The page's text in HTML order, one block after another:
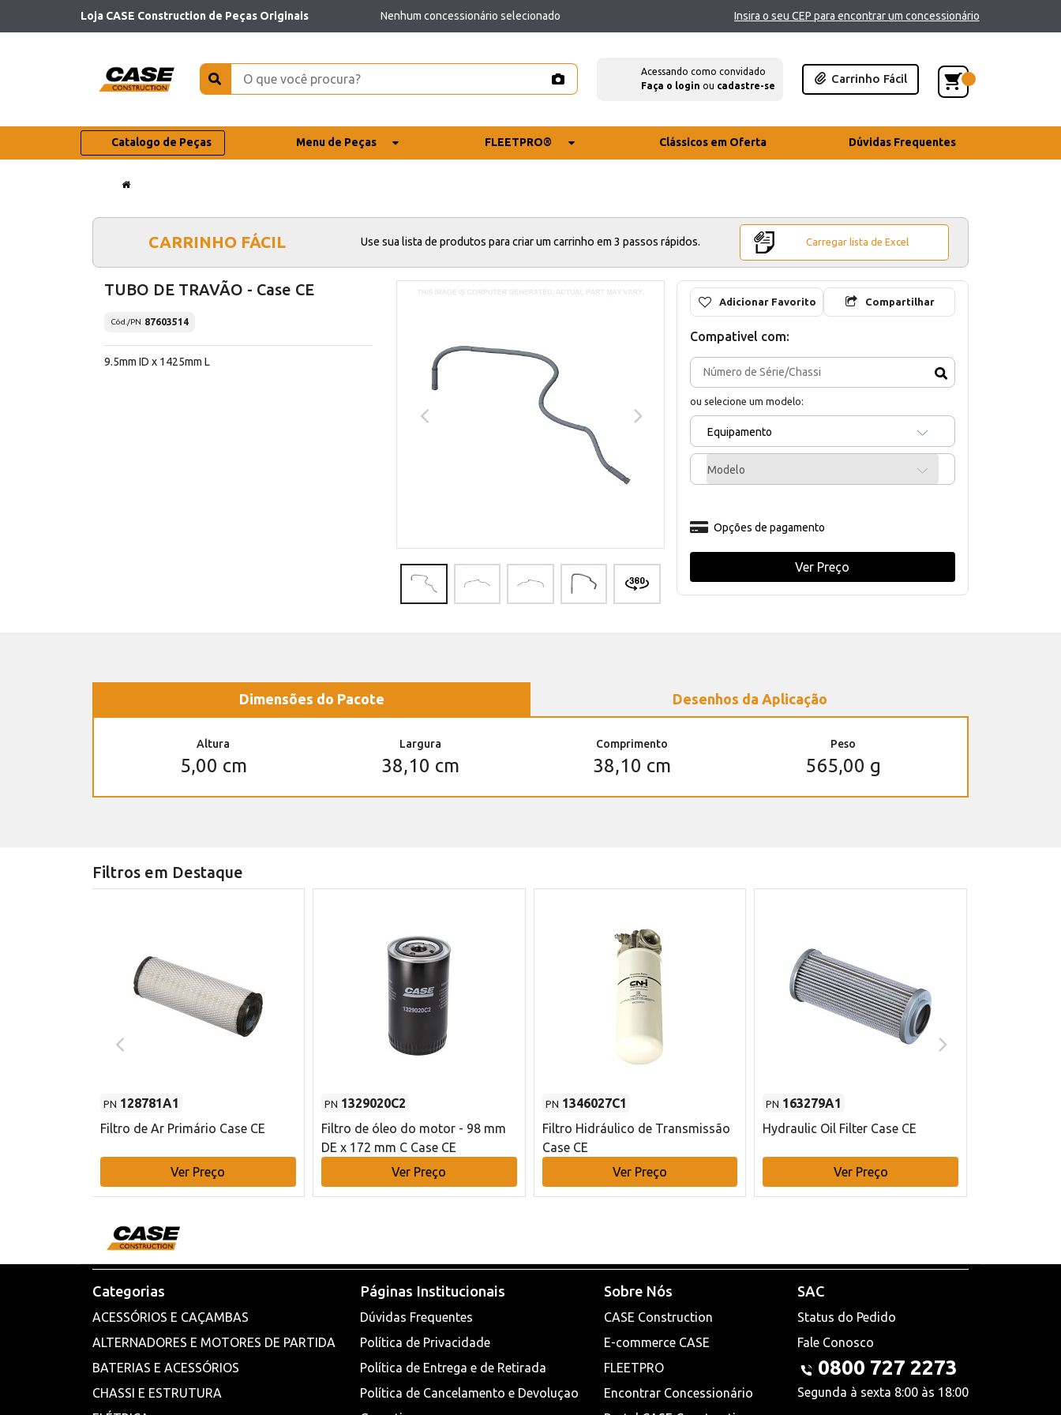
Loja CASE Construction de Peças Originais Nenhum concessionário selecionado Insira o seu CEP para encontrar um concessionário
Acessando como convidado
Faça o login ou cadastre-se
Carrinho Fácil
Catalogo de Peças Menu de Peças FLEETPRO® Clássicos em Oferta Dúvidas Frequentes
CARRINHO FÁCIL Use sua lista de produtos para criar um carrinho em 3 passos rápidos. Carregar lista de Excel
TUBO DE TRAVÃO - Case CE
Cód./PN 87603514
9.5mm ID x 1425mm L
Adicionar Favorito Compartilhar
Compativel com:
ou selecione um modelo:
Equipamento
Modelo
Opções de pagamento
Ver Preço
Dimensões do Pacote Desenhos da Aplicação
Altura
5,00 cm
Largura
38,10 cm
Comprimento
38,10 cm
Peso
565,00 g
Filtros em Destaque
PN 128781A1
Filtro de Ar Primário Case CE
Ver Preço
PN 1329020C2
Filtro de óleo do motor - 98 mm
DE x 172 mm C Case CE
Ver Preço
PN 1346027C1
Filtro Hidráulico de Transmissão
Case CE
Ver Preço
PN 163279A1
Hydraulic Oil Filter Case CE
Ver Preço
Categorias
ACESSÓRIOS E CAÇAMBAS
ALTERNADORES E MOTORES DE PARTIDA
BATERIAS E ACESSÓRIOS
CHASSI E ESTRUTURA
Páginas Institucionais
Dúvidas Frequentes
Política de Privacidade
Política de Entrega e de Retirada
Política de Cancelamento e Devoluçao
Sobre Nós
CASE Construction
E-commerce CASE
FLEETPRO
Encontrar Concessionário
SAC
Status do Pedido
Fale Conosco
0800 727 2273
Segunda à sexta 8:00 às 18:00